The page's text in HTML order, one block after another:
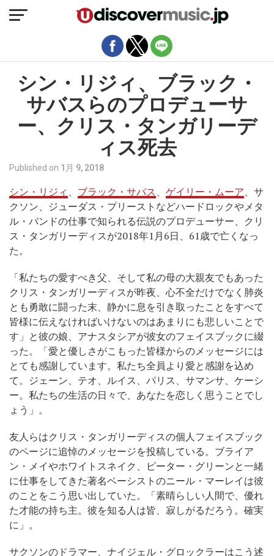
シン・リジィ、ブラック・
サバスらのプロデューサ
ー、クリス・タンガリーデ
ィス死去
Published on 1月 9, 2018
シン・リジィ 、 ブラック・サバス、 ゲイリー・ムーア、サ
クソン、ジューダス・プリーストなどハードロックやメタ
ル・バンドの仕事で知られる伝説のプロデューサー、クリ
ス・タンガリーディスが2018年1月6日、61歳で亡くなっ
た。
「私たちの愛すべき父、そして私の母の大親友でもあった
クリス・タンガリーディスが昨夜、心不全だけでなく肺炎
とも勇敢に闘った末、静かに息を引き取ったことをすべて
皆様に伝えなければいけないのはあまりにも悲しいことで
す」と彼の娘、アナスタシアが彼女のフェイスブックに綴
った。「愛と優しさがこもった皆様からのメッセージには
とても感謝しています。私たち全員より愛と感謝を込め
て。ジェーン、テオ、ルイス、パリス、サマンサ、ケーシ
ー。私たちの生活の日々で、あなたを恋しく思うことでし
ょう」。
友人らはクリス・タンガリーディスの個人フェイスブック
のページに追悼のメッセージを投稿している。ブライア
ン・メイやホワイトスネイク、ピーター・グリーンと一緒
に仕事をしてきた著名ベーシストのニール・マーレイは彼
のことをこう思い出していた。「素晴らしい人間で、優れ
た才能の持ち主。彼を知る人は皆、寂しがるだろう。確実
に」。
サクソンのドラマー、ナイジェル・グロックラーはこう述
モバイルバージョンを終了